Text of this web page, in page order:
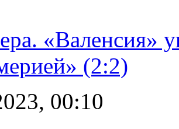
«Валенсия»
(2:2)
00:10